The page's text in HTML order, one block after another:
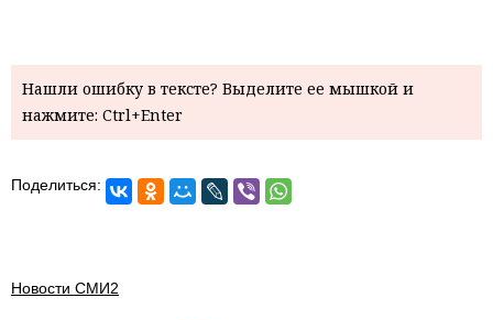
Нашли ошибку в тексте? Выделите ее мышкой и
нажмите: Ctrl+Enter
Поделиться:
Новости СМИ2